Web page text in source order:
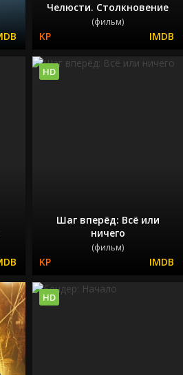
Челюсти. Столкновение
(фильм)
Шаг вперёд: Всё или
ничего
(фильм)
HD
HD